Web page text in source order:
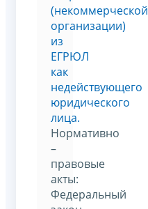
(некоммерческой
организации)
из
ЕГРЮЛ
как
недействующего
юридического
лица.
Нормативно
–
правовые
акты:
Федеральный